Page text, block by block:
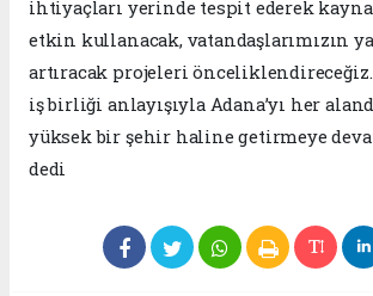
ihtiyaçları yerinde tespit ederek
etkin kullanacak, vatandaşlarımızın
artıracak projeleri önceliklendireceğiz.
iş birliği anlayışıyla Adana’yı her
yüksek bir şehir haline getirmeye
dedi